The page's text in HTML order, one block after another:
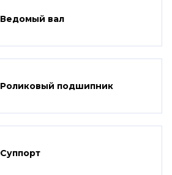
Ведомый вал
Роликовый подшипник
Суппорт